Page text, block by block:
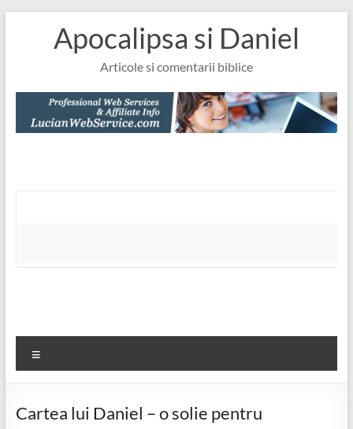
Apocalipsa si Daniel
Articole si comentarii biblice
Cartea lui Daniel – o solie pentru